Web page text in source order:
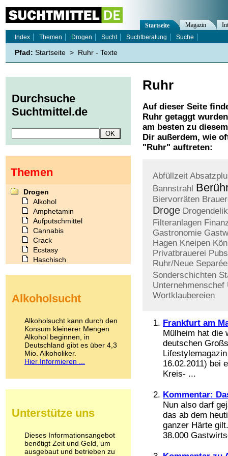
Ruhr
Auf dieser Seite
Ruhr getaggt
am besten zu
Dir außerdem, wie
" Ruhr" auftreten:
Abfüllzeit
Bannstrahl
Biervorräten
Droge
Filteranlagen
Gastronomie
Hagen Kneipen
Privatbrauerei Pubs
Ruhr/Neue
Sonderschichten
Unternehmenschef
Wortklaubereien
Frankfurt am
Mülheim hat die
deutschen
16.02.2011) bei
Kreis- ...
Kommentar:
Nun also darf
das ab dem
ganzer Härte
38.000
Startseite Magazin
Index
Themen Drogen Sucht Suchtberatung Suche
Pfad: Startseite > Ruhr - Texte
Durchsuche
Suchtmittel.de
Themen
Drogen
Alkohol
Amphetamin
Aufputschmittel
Cannabis
Crack
Ecstasy
Haschisch
Kokain
LSD
Marihuana
Medikamente
Meskalin
Metamphetamin
Methadon
Pilze
Psychopharmaka
Schlafmittel
Schmerzmittel
Alkoholsucht
Alkoholsucht kann durch den
Konsum kleinerer Mengen
Alkohol beginnen, in
Deutschland gibt es über 4,3
Mio. Alkoholiker.
Hier Informieren ...
Unterstütze uns
Dieses Informationsangebot
benötigt Zeit und Geld, um
ausgebaut und betrieben zu